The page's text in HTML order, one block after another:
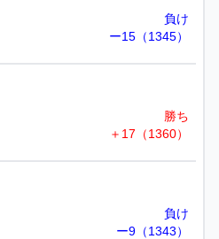
負け
ー15（1345）
勝ち
＋17（1360）
負け
ー9（1343）